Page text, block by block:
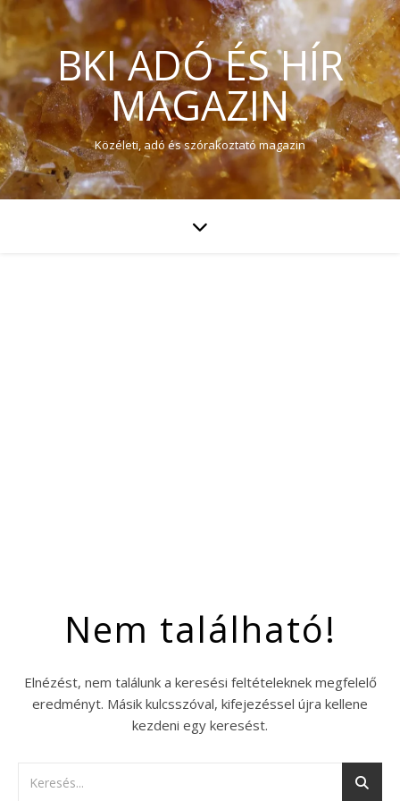
BKI ADÓ ÉS HÍR
MAGAZIN
Közéleti, adó és szórakoztató magazin
Nem található!
Elnézést, nem találunk a keresési feltételeknek megfelelő
eredményt. Másik kulcsszóval, kifejezéssel újra kellene
kezdeni egy keresést.